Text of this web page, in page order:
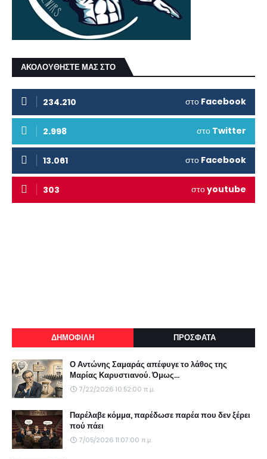
ΑΚΟΛΟΥΘΗΣΤΕ ΜΑΣ ΣΤΟ
234.210 στο Facebook
2.998 στο Twitter
13.061 στο Facebook
303 στοyoutube
ΔΗΜΟΦΙΛΗ ΠΡΟΣΦΑΤΑ
Ο Αντώνης Σαμαράς απέφυγε το λάθος της
Μαρίας Καρυστιανού. Όμως...
7/22/2026 10:52:00 π.μ.
Παρέλαβε κόμμα, παρέδωσε παρέα που δεν ξέρει
πού πάει
7/05/2026 11:07:00 π.μ.